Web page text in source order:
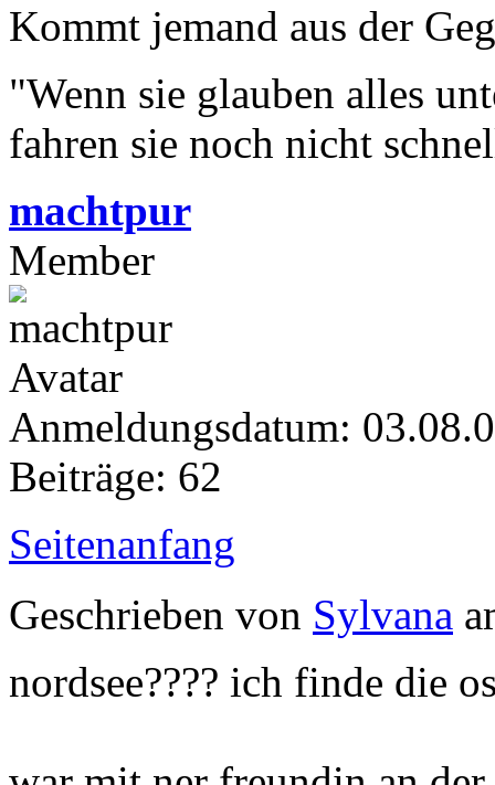
Kommt jemand aus der
"Wenn sie glauben alles
fahren sie noch nicht
machtpur
Member
Anmeldungsdatum:
Beiträge: 62
Seitenanfang
Geschrieben von Sylvana
nordsee???? ich finde die